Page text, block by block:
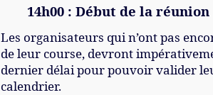
14h00 : Début de la
Les organisateurs qui n’ont pas
de leur course, devront
dernier délai pour pouvoir valider
calendrier.